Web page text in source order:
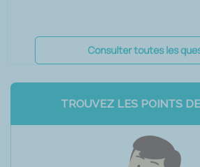
Consulter toutes les
TROUVEZ LES POINTS